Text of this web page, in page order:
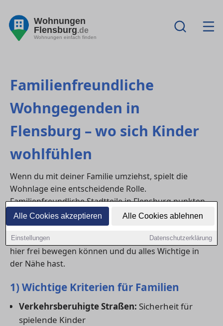
Alle Cookies akzeptieren Alle Cookies ablehnen
Einstellungen Datenschutzerklärung
Wohnungen
Flensburg.de
Wohnungen einfach finden
Familienfreundliche
Wohngegenden in
Flensburg – wo sich Kinder
wohlfühlen
Wenn du mit deiner Familie umziehst, spielt die
Wohnlage eine entscheidende Rolle.
Familienfreundliche Stadtteile in Flensburg punkten
mit Sicherheit, guter Infrastruktur und ausreichend
Platz. Ob du eineWohnung mieten
kaufenmöchtest – entscheidend ist, dass sich Kinder
hier frei bewegen können und du alles Wichtige in
der Nähe hast.
1) Wichtige Kriterien für Familien
Verkehrsberuhigte Straßen: Sicherheit für
spielende Kinder